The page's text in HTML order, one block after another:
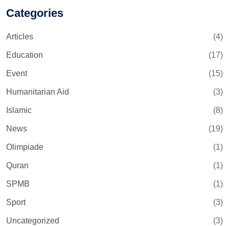
Categories
Articles (4)
Education (17)
Event (15)
Humanitarian Aid (3)
Islamic (8)
News (19)
Olimpiade (1)
Quran (1)
SPMB (1)
Sport (3)
Uncategorized (3)